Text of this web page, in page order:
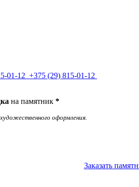
01-12 +375 (29) 815-01-12
на памятник *
оформления.
Заказать